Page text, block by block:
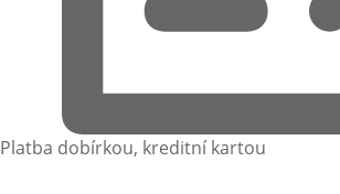
Platba dobírkou, kreditní kartou